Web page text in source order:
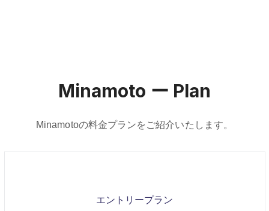
Minamoto ー Plan
Minamotoの料金プランをご紹介いたします。
エントリープラン